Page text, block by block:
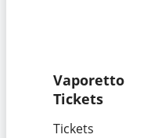
Vaporetto
Tickets
Tickets